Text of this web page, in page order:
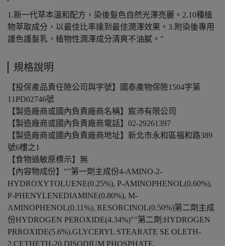
1.新一代草本溫和配方，染後髮色自然光澤亮麗。2.10種植
物萃取成分，以最佳比率達到最佳潤澤效果。3.附染後專用
護色護髮乳，植物性潤澤成分清爽不油膩。"
規格說明
【投保產品責任險公司與字號】國泰產物保險1504字第
11PD02746號
【製造廠商或國內負責廠商名稱】宸沛有限公司
【製造廠商或國內負責廠商電話】02-29261397
【製造廠商或國內負責廠商地址】新北市永和區福和路389
號6樓之1
【食物過敏原標示】無
【內容物成份】""第一劑主成份4-AMINO-2-
HYDROXYTOLUENE(0.25%), P-AMINOPHENOL(0.60%),
P-PHENYLENEDIAMINE(0.80%), M-
AMINOPHENOL(0.11%), RESORCINOL(0.50%)第二劑主成
份HYDROGEN PEROXIDE(4.34%)""第二劑:HYDROGEN
PRROXIDE(5.6%).GLYCERYL STEARATE SE OLETH-
2.CETHETH-20.DISODIUM PHOSPHATE.